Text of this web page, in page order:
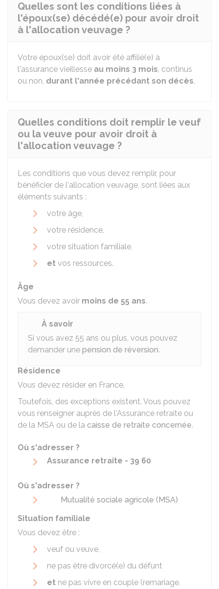
Quelles sont les conditions liées à
l'époux(se) décédé(e) pour avoir droit
à l'allocation veuvage ?
Votre époux(se) doit avoir été affilié(e) à
l'assurance vieillesse au moins 3 mois, continus
ou non, durant l'année précédant son décès.
Quelles conditions doit remplir le veuf
ou la veuve pour avoir droit à
l'allocation veuvage ?
Les conditions que vous devez remplir, pour
bénéficier de l'allocation veuvage, sont liées aux
éléments suivants :
votre âge,
votre résidence,
votre situation familiale,
et vos ressources.
Âge
Vous devez avoir moins de 55 ans.
À savoir
Si vous avez 55 ans ou plus, vous pouvez
demander une pension de réversion.
Résidence
Vous devez résider en France.
Toutefois, des exceptions existent. Vous pouvez
vous renseigner auprès de l'Assurance retraite ou
de la MSA ou de la caisse de retraite concernée.
Où s'adresser ?
Assurance retraite - 39 60
Où s'adresser ?
Mutualité sociale agricole (MSA)
Situation familiale
Vous devez être :
veuf ou veuve,
ne pas être divorcé(e) du défunt
et ne pas vivre en couple (remariage,